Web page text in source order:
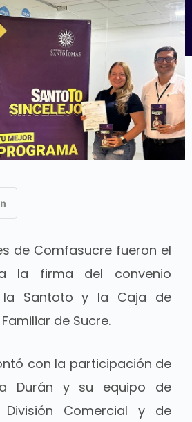
de Comfasucre fueron el
la firma del convenio
la Santoto y la Caja de
de Sucre.
con la participación de
Durán y su equipo de
Comercial y de